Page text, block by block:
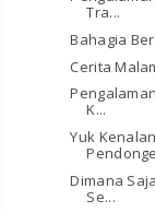
Tra...
Bahagia
Cerita
K...
Yuk
Dimana
Se...